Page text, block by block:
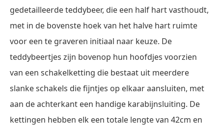
gedetailleerde teddybeer, die een half hart vasthoudt,
met in de bovenste hoek van het halve hart ruimte
voor een te graveren initiaal naar keuze. De
teddybeertjes zijn bovenop hun hoofdjes voorzien
van een schakelketting die bestaat uit meerdere
slanke schakels die fijntjes op elkaar aansluiten, met
aan de achterkant een handige karabijnsluiting. De
kettingen hebben elk een totale lengte van 42cm en